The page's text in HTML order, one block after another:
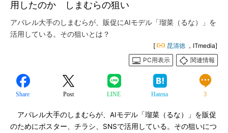
用したのか しまむらの狙い
アパレル大手のしまむらが、販促にAIモデル「瑠菜（るな）」を
活用している。その狙いとは？
[ 昆清徳 ，ITmedia]
PC用表示
関連情報
Share Post LINE Hatena 3
アパレル大手のしまむらが、AIモデル「瑠菜（るな）」を販促
のためにポスター、チラシ、SNSで活用している。その狙いにつ